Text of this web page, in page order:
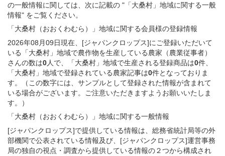
の一般情報に関しては、次に記載の "「大桑村」地域に関する一般
情報" をご覧ください。
「大桑村（おおくわむら）」 地域に関する会員様の登録情報
2026年08月09日現在、[ジャパンクロップス]にご登録いただいて
いる「大桑村」地域で農作物を生産している農家（農業従事者）
さんの数は0人で、「大桑村」地域で生産される登録商品は0件、
「大桑村」地域で登録されている農家記事は0件となっておりま
す。（この数字には、サンプルとして登録された情報が含まれて
いる場合がございます。ご注意いただきますようお願いいたしま
す。）
「大桑村（おおくわむら）」 地域に関する一般情報
[ジャパンクロップス]で提供している情報は、総務省統計局等の外
部機関で公表されている情報及び、[ジャパンクロップス]運営事務
局の独自の視点・調査から提供している情報の２つから構成され